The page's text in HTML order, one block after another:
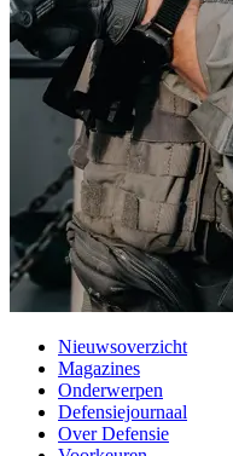
Nieuwsoverzicht
Magazines
Onderwerpen
Defensiejournaal
Over Defensie